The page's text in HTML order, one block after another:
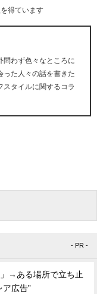
得ています
問わず色々なところに
った人々の話を書きた
スタイルに関するコラ
- PR -
→ある場所で立ち止
ア広告”